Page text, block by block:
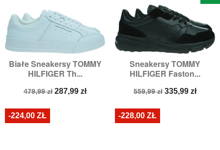
Białe Sneakersy TOMMY
HILFIGER Th...
Cena
479,99 zł Cena
287,99 zł
Sneakersy TOMMY
HILFIGER Faston...
Cena
559,99 zł Cena
335,99 zł
-224,00 ZŁ -228,00 ZŁ